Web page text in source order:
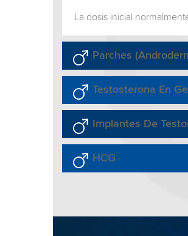
La dosis inicial
Parches
Testosterona En Gel
Implantes De
HCG